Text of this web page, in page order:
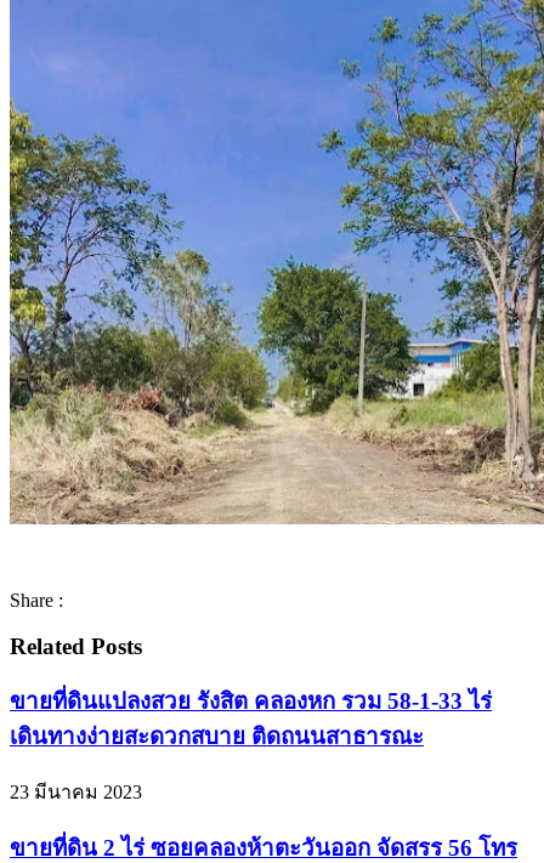
Share :
Related Posts
ขายที่ดินแปลงสวย รังสิต คลองหก รวม 58-1-33 ไร่
เดินทางง่ายสะดวกสบาย ติดถนนสาธารณะ
23 มีนาคม 2023
ขายที่ดิน 2 ไร่ ซอยคลองห้าตะวันออก จัดสรร 56 โทร